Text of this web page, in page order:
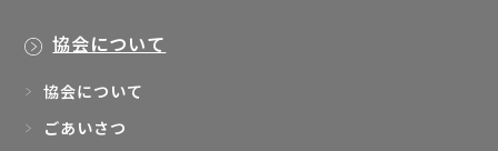
協会について
協会について
ごあいさつ